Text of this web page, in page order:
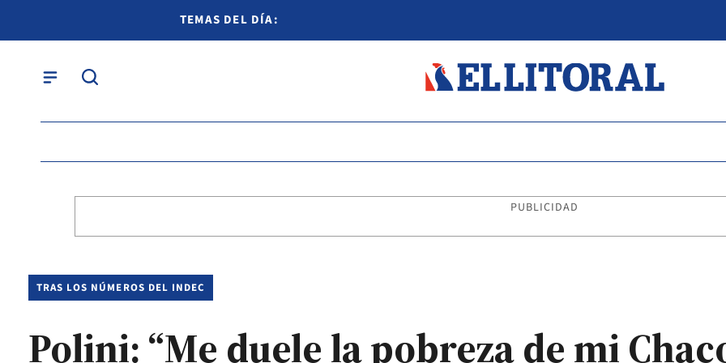
TEMAS DEL DÍA:
PUBLICIDAD
TRAS LOS NÚMEROS DEL INDEC
Polini: “Me duele la pobreza de mi